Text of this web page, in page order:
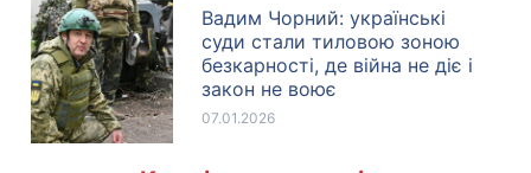
Вадим Чорний: українські
суди стали тиловою зоною
безкарності, де війна не діє і
закон не воює
07.01.2026